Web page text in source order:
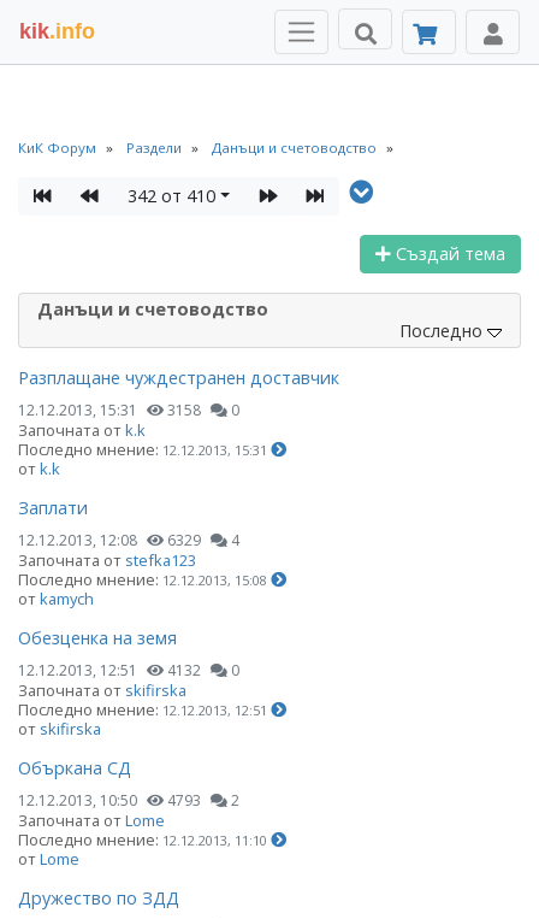
kik.info
КиК Форум Раздели Данъци и счетоводство
342 от 410
Създай тема
Данъци и счетоводство
Последно
Разплащане чуждестранен доставчик
12.12.2013, 15:31 3158 0
Започната отk.k
Последно мнение: 12.12.2013, 15:31
отk.k
Заплати
12.12.2013, 12:08 6329 4
Започната от stefka123
Последно мнение: 12.12.2013, 15:08
отkamych
Обезценка на земя
12.12.2013, 12:51 4132 0
Започната от skifirska
Последно мнение: 12.12.2013, 12:51
от skifirska
Объркана СД
12.12.2013, 10:50 4793 2
Започната отLome
Последно мнение: 12.12.2013, 11:10
отLome
Дружество по ЗДД